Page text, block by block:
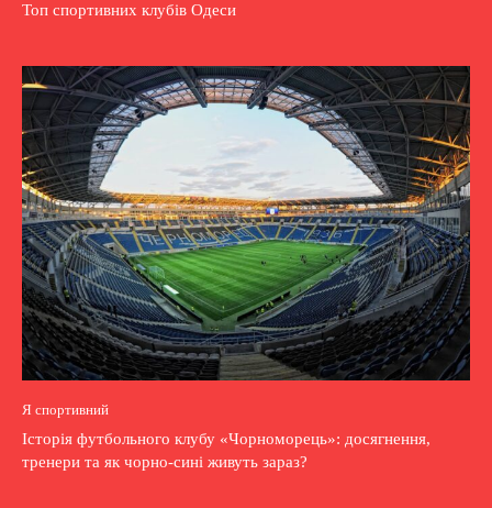
Топ спортивних клубів Одеси
Я спортивний
Історія футбольного клубу «Чорноморець»: досягнення,
тренери та як чорно-сині живуть зараз?